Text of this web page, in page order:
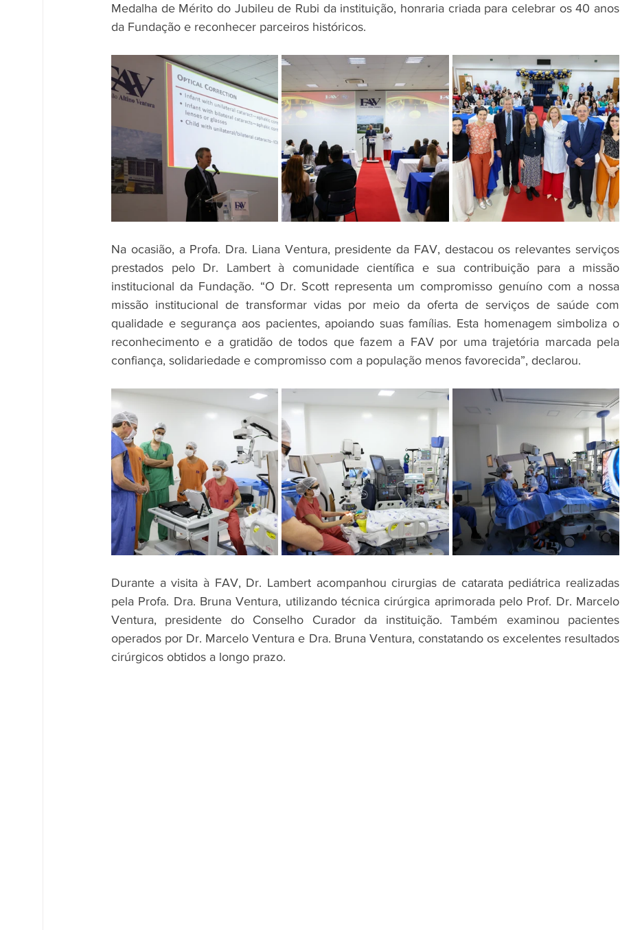
Medalha de Mérito do Jubileu de Rubi da instituição, honraria criada para celebrar os 40 anos
da Fundação e reconhecer parceiros históricos.
Na ocasião, a Profa. Dra. Liana Ventura, presidente da FAV, destacou os relevantes serviços
prestados pelo Dr. Lambert à comunidade científica e sua contribuição para a missão
institucional da Fundação. “O Dr. Scott representa um compromisso genuíno com a nossa
missão institucional de transformar vidas por meio da oferta de serviços de saúde com
qualidade e segurança aos pacientes, apoiando suas famílias. Esta homenagem simboliza o
reconhecimento e a gratidão de todos que fazem a FAV por uma trajetória marcada pela
confiança, solidariedade e compromisso com a população menos favorecida”, declarou.
Durante a visita à FAV, Dr. Lambert acompanhou cirurgias de catarata pediátrica realizadas
pela Profa. Dra. Bruna Ventura, utilizando técnica cirúrgica aprimorada pelo Prof. Dr. Marcelo
Ventura, presidente do Conselho Curador da instituição. Também examinou pacientes
operados por Dr. Marcelo Ventura e Dra. Bruna Ventura, constatando os excelentes resultados
cirúrgicos obtidos a longo prazo.